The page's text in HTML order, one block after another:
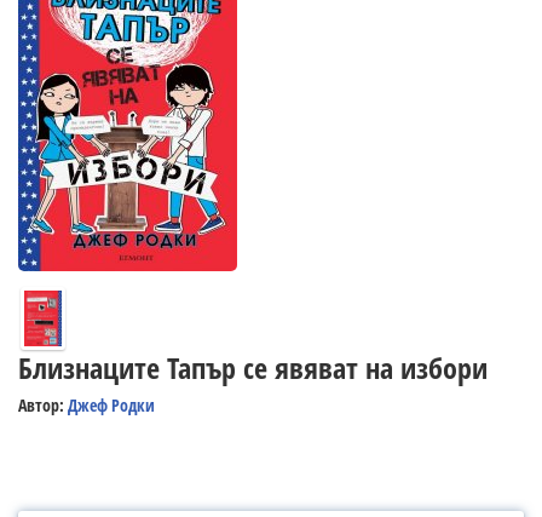
Близнаците Тапър се явяват на избори
Автор: Джеф Родки